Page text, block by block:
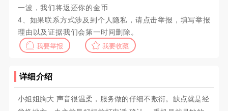
一波，我们将返还你的金币
4、如果联系方式涉及到个人隐私，请点击举报，填写举报
理由以及证据我们会第一时间删除。
我要举报 我要收藏
详细介绍
小姐姐胸大 声音很温柔，服务做的仔细不敷衍。缺点就是经